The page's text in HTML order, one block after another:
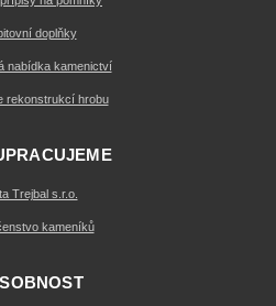
doplňky
nabídka kamenictví
rekonstrukcí hrobu
Trejbal s.r.o.
kameníků